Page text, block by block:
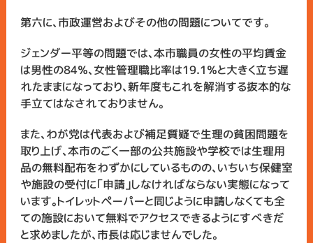
第六に、市政運営およびその他の問題についてです。
ジェンダー平等の問題では、本市職員の女性の平均賃金
は男性の84％、女性管理職比率は19.1％と大きく立ち遅
れたままになっており、新年度もこれを解消する抜本的な
手立てはなされておりません。
また、わが党は代表および補足質疑で生理の貧困問題を
取り上げ、本市のごく一部の公共施設や学校では生理用
品の無料配布をわずかにしているものの、いちいち保健室
や施設の受付に「申請」しなければならない実態になって
います。トイレットペーパーと同じように申請しなくても全
ての施設において無料でアクセスできるようにすべきだ
と求めましたが、市長は応じませんでした。